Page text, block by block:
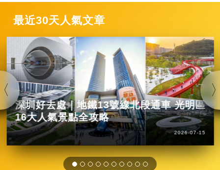
最近30天人氣文章
深圳好去處｜地鐵13號線北段通車 光明區
16大人氣景點全攻略
2026-07-15